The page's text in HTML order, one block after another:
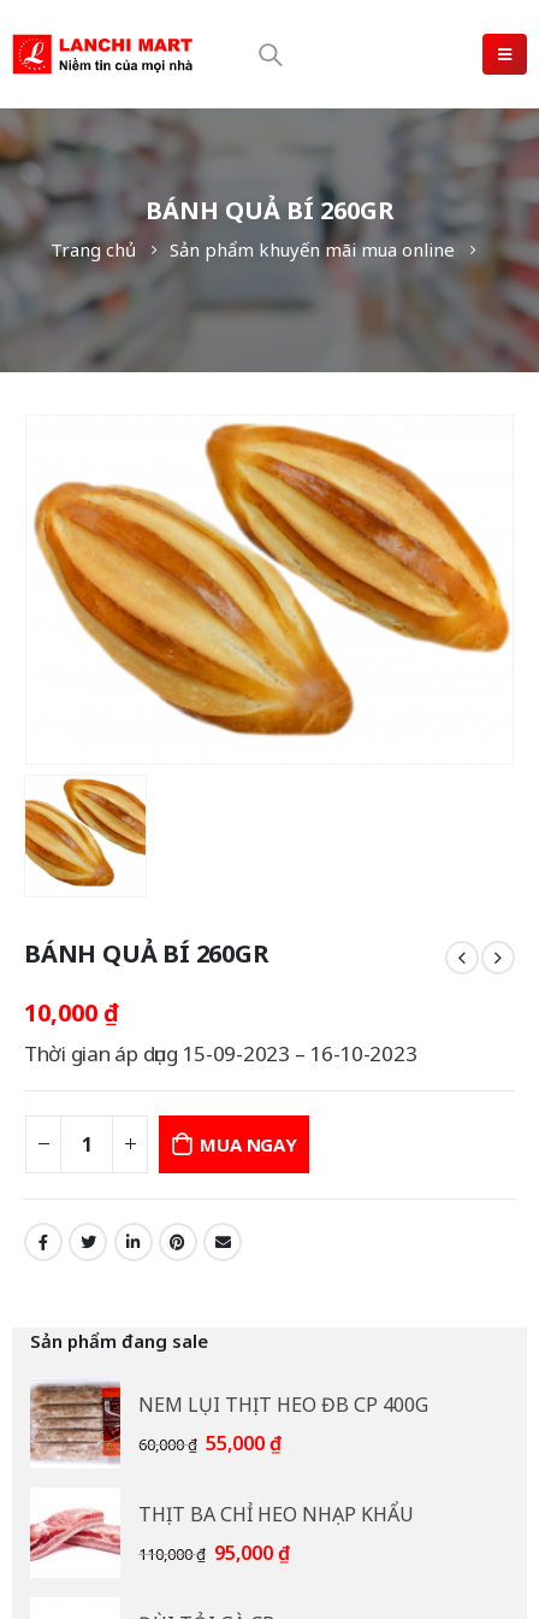
BÁNH QUẢ BÍ 260GR
Trang chủ Sản phẩm khuyến mãi mua online
BÁNH QUẢ BÍ 260GR
10,000 ₫
Thời gian áp dụng 15-09-2023 – 16-10-2023
MUA NGAY
Sản phẩm đang sale
NEM LỤI THỊT HEO ĐB CP 400G
60,000₫ Giá
60,000 ₫.
55,000₫Giá
là:
55,000 ₫.
THỊT BA CHỈ HEO NHẠP KHẨU
110,000₫ Giá
95,000₫Giá